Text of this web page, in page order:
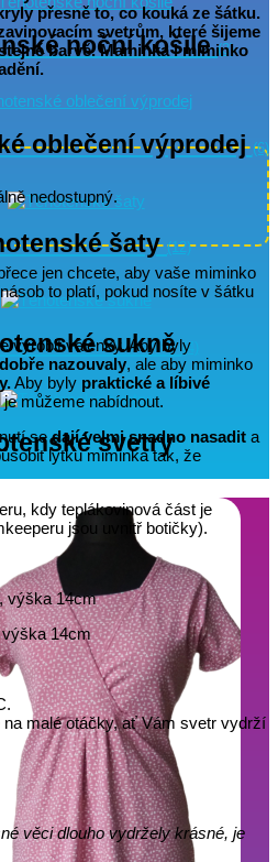
noční košile(3)
oblečení výprodej (6)
šaty (12)
sukně(4)
svetry(11)
přesně to, co kouká ze šátku.
svetrům, které šijeme
barvě. Maminka i miminko
nedostupný.
jen chcete, aby vaše miminko
to platí, pokud nosíte v šátku
vyrobit válenky. Aby byly
dobře nazouvaly, ale aby miminko
Aby byly praktické a líbivé
můžeme nabídnout.
sedají velmi snadno nasadit a
lýtku miminka tak, že
kdy teplákovinová část je
jsou uvnitř botičky).
výška 14cm
14cm
na malé otáčky, ať Vám svetr vydrží
věci dlouho vydržely krásné, je